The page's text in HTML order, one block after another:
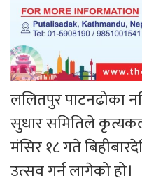
ललितपुर पाटनढोका
सुधार समितिले
मंसिर १८ गते
उत्सव गर्न लागेको हो।